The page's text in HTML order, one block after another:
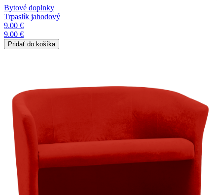
Bytové doplnky
Trpaslík jahodový
9.00 €
9.00 €